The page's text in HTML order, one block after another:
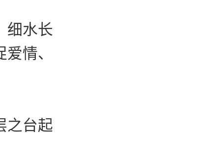
细水长
情、
之台起